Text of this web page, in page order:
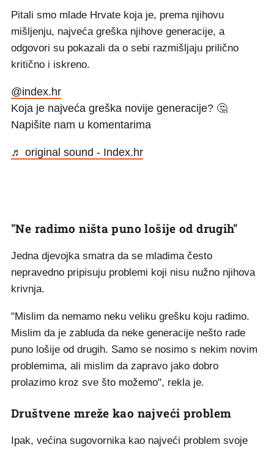
Pitali smo mlade Hrvate koja je, prema njihovu
mišljenju, najveća greška njihove generacije, a
odgovori su pokazali da o sebi razmišljaju prilično
kritično i iskreno.
@index.hr
Koja je najveća greška novije generacije? 🤔
Napišite nam u komentarima
♬ original sound - Index.hr
"Ne radimo ništa puno lošije od drugih"
Jedna djevojka smatra da se mladima često
nepravedno pripisuju problemi koji nisu nužno njihova
krivnja.
"Mislim da nemamo neku veliku grešku koju radimo.
Mislim da je zabluda da neke generacije nešto rade
puno lošije od drugih. Samo se nosimo s nekim novim
problemima, ali mislim da zapravo jako dobro
prolazimo kroz sve što možemo", rekla je.
Društvene mreže kao najveći problem
Ipak, većina sugovornika kao najveći problem svoje